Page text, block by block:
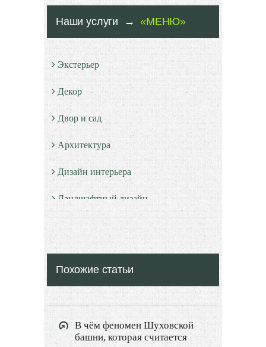
Наши услуги →«МЕНЮ»
Экстерьер
Декор
Двор и сад
Архитектура
Дизайн интерьера
Ландшафтный дизайн
LIMITED EDITION
Видео новости
Другие услуги
Похожие статьи
В чём феномен Шуховской
башни, которая считается